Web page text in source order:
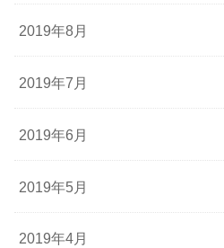
2019年8月
2019年7月
2019年6月
2019年5月
2019年4月